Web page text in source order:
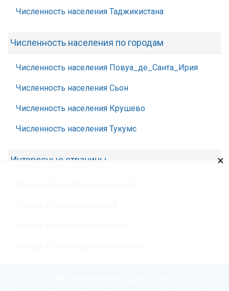
Численность населения Таджикистана
Численность населения по городам
Численность населения Повуа_де_Санта_Ирия
Численность населения Сьон
Численность населения Крушево
Численность населения Тукумс
Интересные страницы ×